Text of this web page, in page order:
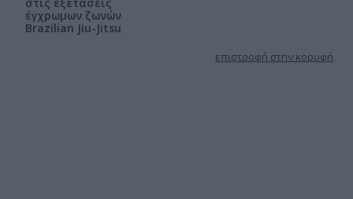
στις εξετάσεις
έγχρωμων ζωνών
Brazilian Jiu-Jitsu
επιστροφή στην κορυφή